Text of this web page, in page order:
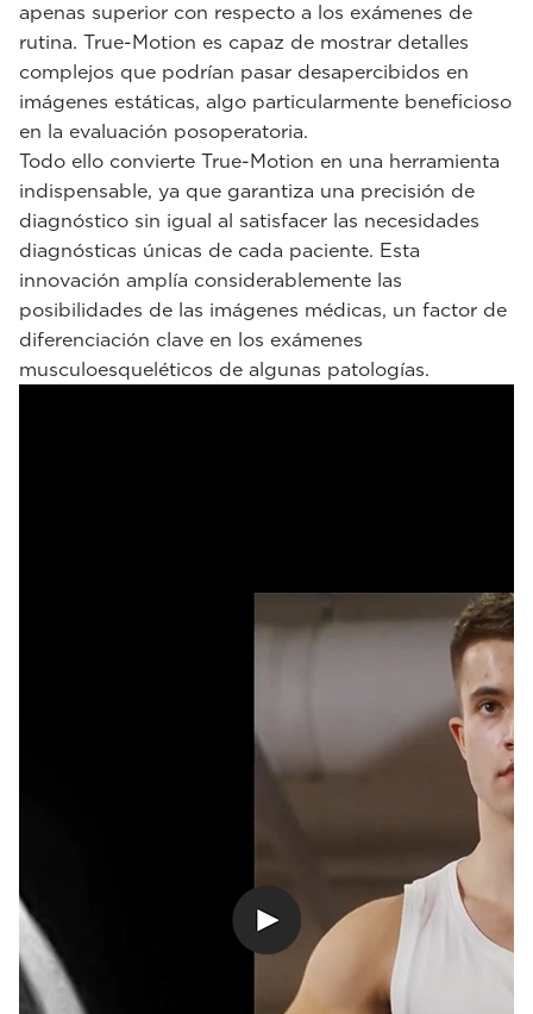
apenas superior con respecto a los exámenes de
rutina. True-Motion es capaz de mostrar detalles
complejos que podrían pasar desapercibidos en
imágenes estáticas, algo particularmente beneficioso
en la evaluación posoperatoria.
Todo ello convierte True-Motion en una herramienta
indispensable, ya que garantiza una precisión de
diagnóstico sin igual al satisfacer las necesidades
diagnósticas únicas de cada paciente. Esta
innovación amplía considerablemente las
posibilidades de las imágenes médicas, un factor de
diferenciación clave en los exámenes
musculoesqueléticos de algunas patologías.